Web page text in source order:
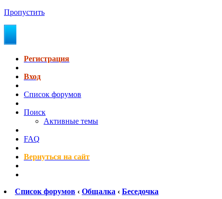
Пропустить
Регистрация
Вход
Список форумов
Поиск
Активные темы
FAQ
Вернуться на сайт
Список форумов ‹ Общалка ‹ Беседочка